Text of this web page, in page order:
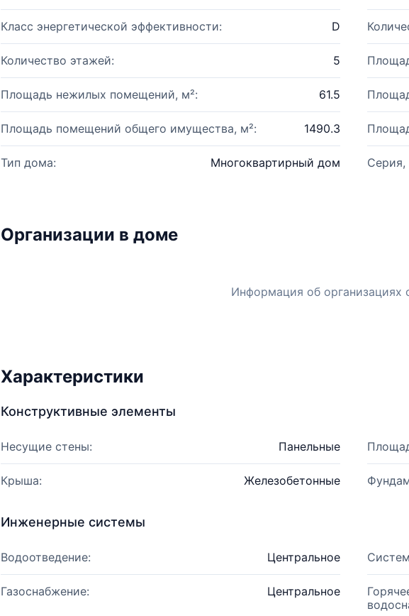
Класс энергетической эффективности: D
Количество этажей: 5
Площадь нежилых помещений, м²: 61.5
Площадь помещений общего имущества, м²: 1490.3
Тип дома: Многоквартирный дом Серия,
Организации в доме
Информация об организациях
Характеристики
Конструктивные элементы
Несущие стены: Панельные
Крыша: Железобетонные
Инженерные системы
Водоотведение: Центральное
Газоснабжение: Центральное